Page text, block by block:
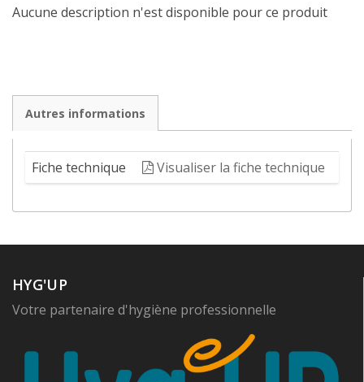
Aucune description n'est disponible pour ce produit
Autres informations
Fiche technique Visualiser la fiche technique
HYG'UP
Votre partenaire d'hygiène professionnelle